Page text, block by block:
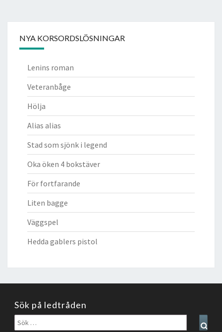
NYA KORSORDSLÖSNINGAR
Lenins roman
Veteranbåge
Hölja
Alias alias
Stad som sjönk i legend
Oka öken 4 bokstäver
För fortfarande
Liten bagge
Väggspel
Hedda gablers pistol
Sök på ledtråden
Sök
efter: